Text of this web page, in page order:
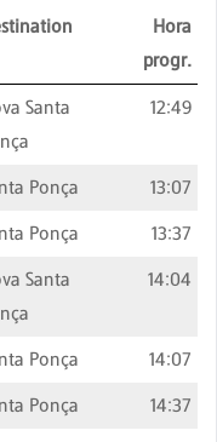
Hora
progr.
Santa
12:49
Ponça
13:07
Ponça 13:37
Santa
14:04
Ponça
14:07
Ponça
14:37